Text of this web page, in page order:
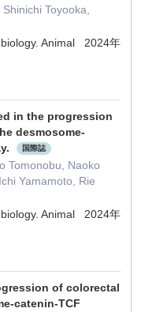
Toyooka,
Animal 2024年
in the progression
desmosome-
国際誌
Tomonobu, Naoko
Yamamoto, Rie
Animal 2024年
of colorectal
catenin-TCF